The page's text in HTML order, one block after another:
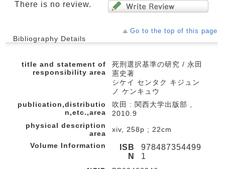
There is no review.
Go to the top of this page
Bibliography Details
title and statement of
responsibility area
死刑選択基準の研究 / 永田
憲史著
シケイ センタク キジュン
ノ ケンキュウ
publication,distributio
n,etc.,area
吹田 : 関西大学出版部 ,
2010.9
physical description
area
xiv, 258p ; 22cm
Volume Information
ISB
N
978487354499
1